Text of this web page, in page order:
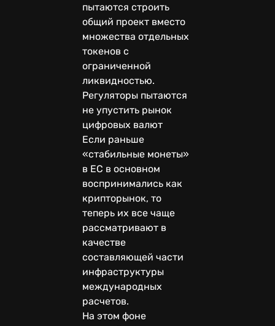
пытаются строить
общий проект вместо
множества отдельных
токенов с
ограниченной
ликвидностью.
Регуляторы пытаются
не упустить рынок
цифровых валют
Если раньше
«стабильные монеты»
в ЕС в основном
воспринимались как
крипторынок, то
теперь их все чаще
рассматривают в
качестве
составляющей части
инфраструктуры
международных
расчетов.
На этом фоне